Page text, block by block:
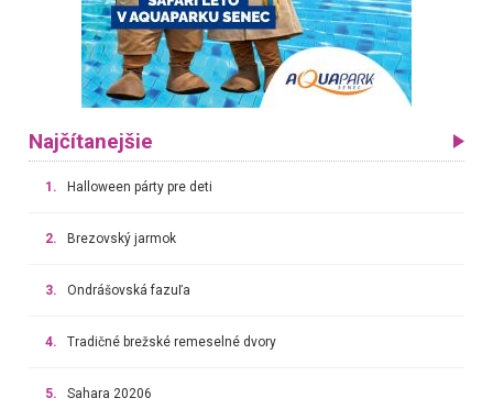
Najčítanejšie
1. Halloween párty pre deti
2. Brezovský jarmok
3. Ondrášovská fazuľa
4. Tradičné brežské remeselné dvory
5. Sahara 20206